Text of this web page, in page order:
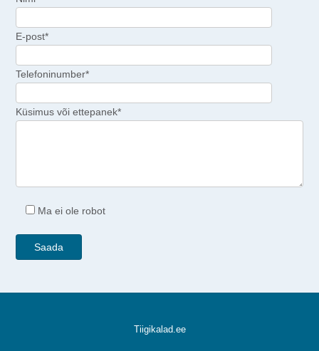
E-post*
Telefoninumber*
Küsimus või ettepanek*
Ma ei ole robot
Tiigikalad.ee